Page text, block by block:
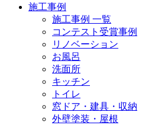
施工事例
施工事例 一覧
コンテスト受賞事例
リノベーション
お風呂
洗面所
キッチン
トイレ
窓ドア・建具・収納
外壁塗装・屋根